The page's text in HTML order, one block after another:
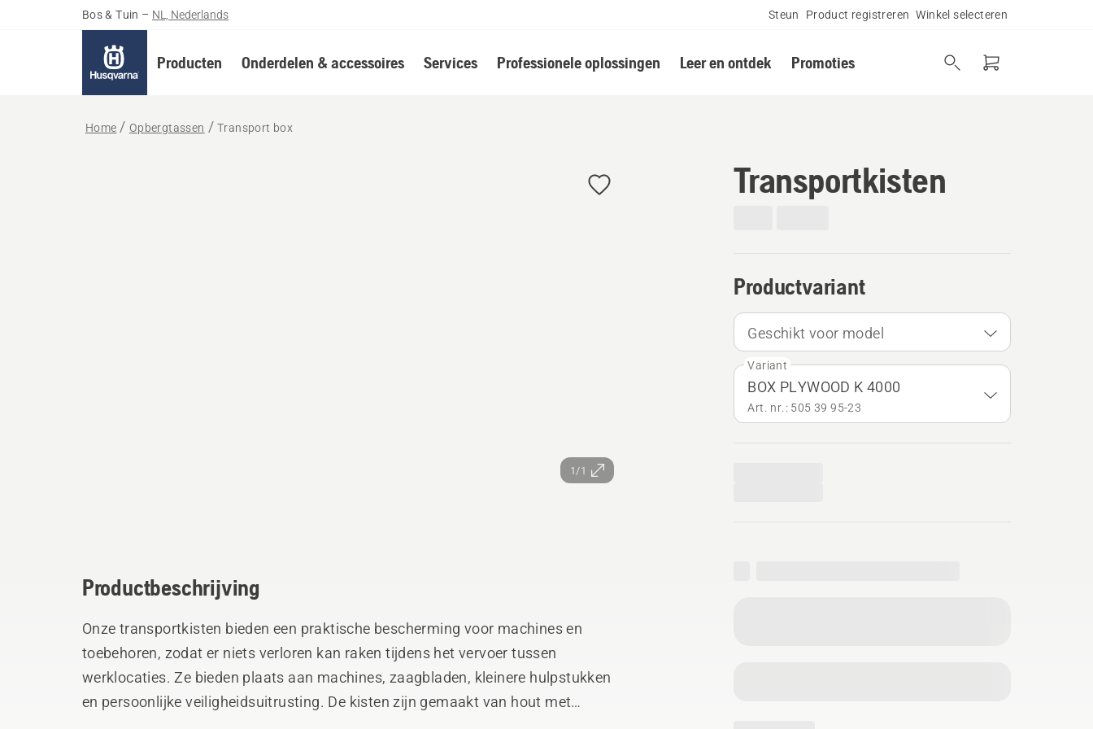
Bos & Tuin – NL, Nederlands Steun Product registreren Winkel selecteren
Producten Onderdelen & accessoires Services Professionele oplossingen Leer en ontdek Promoties
Home Opbergtassen Transport box
1/1
Transportkisten
Productvariant
Geschikt voor model
Variant
BOX PLYWOOD K 4000
Art. nr.: 505 39 95‑23
Productbeschrijving
Onze transportkisten bieden een praktische bescherming voor machines en
toebehoren, zodat er niets verloren kan raken tijdens het vervoer tussen
werklocaties. Ze bieden plaats aan machines, zaagbladen, kleinere hulpstukken
en persoonlijke veiligheidsuitrusting. De kisten zijn gemaakt van hout met